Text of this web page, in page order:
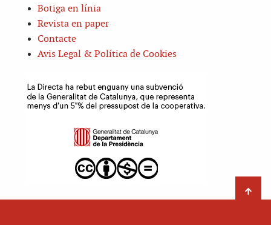
Botiga en línia
Revista en paper
Contacte
Avis Legal & Política de Cookies